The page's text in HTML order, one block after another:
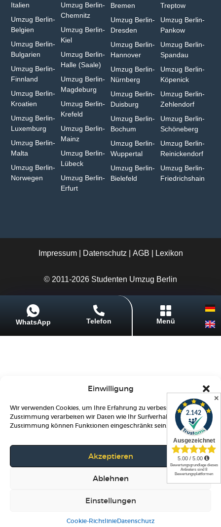
Einwilligung
Wir verwenden Cookies, um Ihre Erfahrung zu verbessern. Mit Ihrer
Zustimmung verarbeiten wir Daten wie Ihr Surfverhalten. Ohne
Zustimmung können Funktionen eingeschränkt sein.
Akzeptieren
Ablehnen
Einstellungen
Cookie-RichtlinieDatenschutz
Treptow
Umzug Berlin-
Pankow
Umzug Berlin-
Spandau
Umzug Berlin-
Köpenick
Umzug Berlin-
Zehlendorf
Umzug Berlin-
Schöneberg
Umzug Berlin-
Reinickendorf
Umzug Berlin-
Friedrichshain
Bremen
Umzug Berlin-
Dresden
Umzug Berlin-
Hannover
Umzug Berlin-
Nürnberg
Umzug Berlin-
Duisburg⁠
Umzug Berlin-
Bochum
Umzug Berlin-
Wuppertal⁠
Umzug Berlin-
Bielefeld⁠
Umzug Berlin-
Chemnitz⁠
Umzug Berlin-
Kiel
Umzug Berlin-
Halle (Saale)⁠
Umzug Berlin-
Magdeburg
Umzug Berlin-
Krefeld⁠
Umzug Berlin-
Mainz⁠
Umzug Berlin-
Lübeck
Umzug Berlin-
Erfurt
Italien
Umzug Berlin-
Belgien
Umzug Berlin-
Bulgarien⁠
Umzug Berlin-
Finnland
Umzug Berlin-
Kroatien
Umzug Berlin-
Luxemburg
Umzug Berlin-
Malta
Umzug Berlin-
Norwegen
Impressum Datenschutz AGB Lexikon
© 2011-2026 Studenten Umzug Berlin
WhatsApp Telefon Menü
✕